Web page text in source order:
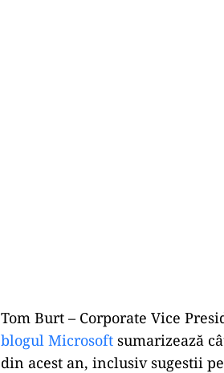
Tom Burt – Corporate Vice
blogul Microsoft sumarizează
din acest an, inclusiv sugestii